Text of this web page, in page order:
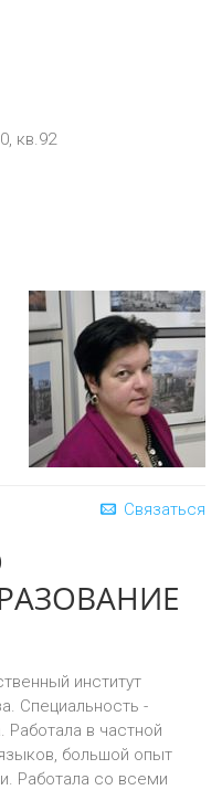
кв.92
Связаться
институт
Специальность -
Работала в частной
большой опыт
Работала со всеми